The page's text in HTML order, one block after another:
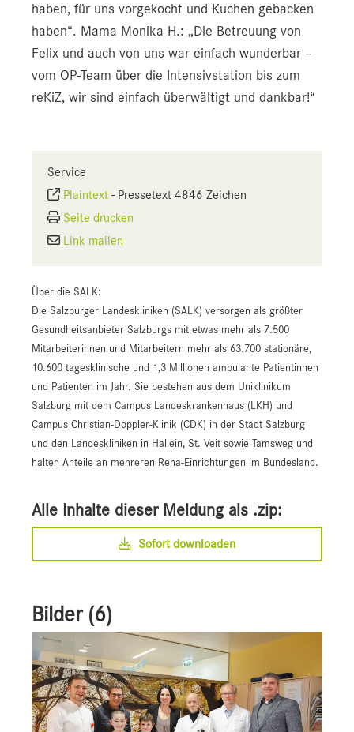
haben, für uns vorgekocht und Kuchen gebacken
haben“. Mama Monika H.: „Die Betreuung von
Felix und auch von uns war einfach wunderbar –
vom OP-Team über die Intensivstation bis zum
reKiZ, wir sind einfach überwältigt und dankbar!“
Service
Plaintext - Pressetext 4846 Zeichen
Seite drucken
Link mailen
Über die SALK:
Die Salzburger Landeskliniken (SALK) versorgen als größter
Gesundheitsanbieter Salzburgs mit etwas mehr als 7.500
Mitarbeiterinnen und Mitarbeitern mehr als 63.700 stationäre,
10.600 tagesklinische und 1,3 Millionen ambulante Patientinnen
und Patienten im Jahr. Sie bestehen aus dem Uniklinikum
Salzburg mit dem Campus Landeskrankenhaus (LKH) und
Campus Christian-Doppler-Klinik (CDK) in der Stadt Salzburg
und den Landeskliniken in Hallein, St. Veit sowie Tamsweg und
halten Anteile an mehreren Reha-Einrichtungen im Bundesland.
Alle Inhalte dieser Meldung als .zip:
Sofort downloaden
Bilder (6)